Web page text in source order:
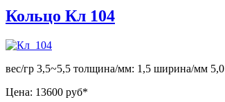
Кольцо Кл 104
вес/гр 3,5~5,5 толщина/мм: 1,5 ширина/мм 5,0
Цена: 13600 руб*